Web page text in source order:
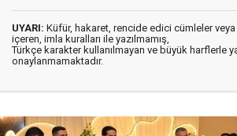
UYARI: Küfür, hakaret, rencide edici cümleler veya
içeren, imla kuralları ile yazılmamış,
Türkçe karakter kullanılmayan ve büyük harflerle
onaylanmamaktadır.